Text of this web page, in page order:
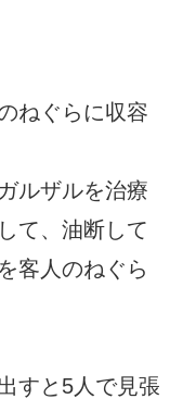
ねぐらに収容
ルザルを治療
て、油断して
客人のねぐら
すと5人で見張